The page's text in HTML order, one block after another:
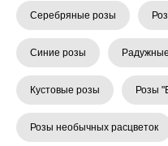
Серебряные розы
Синие розы
Кустовые розы Розы
Розы необычных расцветок